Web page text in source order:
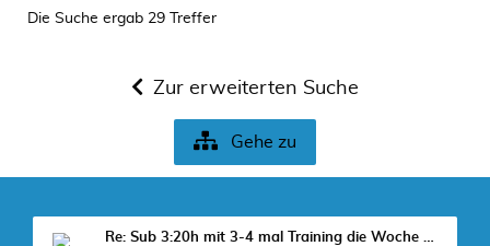
Die Suche ergab 29 Treffer
Zur erweiterten Suche
Gehe zu
Re: Sub 3:20h mit 3-4 mal Training die Woche machb